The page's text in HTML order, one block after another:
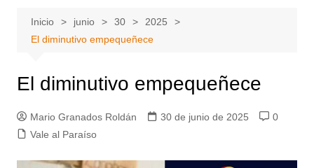
Inicio junio 30
2025
El diminutivo empequeñece
El diminutivo empequeñece
Mario Granados Roldán 30 de junio de 2025
0
Vale al Paraíso